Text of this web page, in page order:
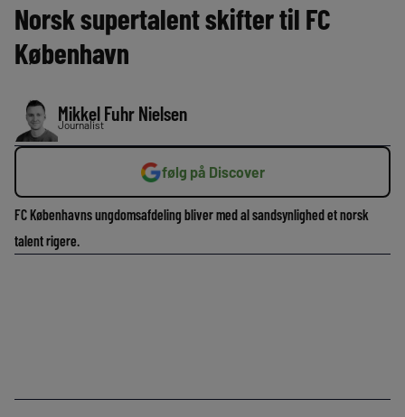
Norsk supertalent skifter til FC
København
Mikkel Fuhr Nielsen
Journalist
følg på Discover
FC Københavns ungdomsafdeling bliver med al sandsynlighed et norsk
talent rigere.